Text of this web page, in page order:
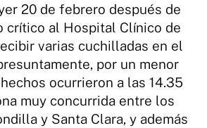
20 de febrero después de
crítico al Hospital Clínico de
varias cuchilladas en el
por un menor
ocurrieron a las 14.35
muy concurrida entre los
y Santa Clara, y además